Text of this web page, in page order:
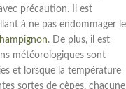
précaution. Il est
à ne pas endommager le
. De plus, il est
météorologiques sont
et lorsque la température
sortes de cèpes, chacune